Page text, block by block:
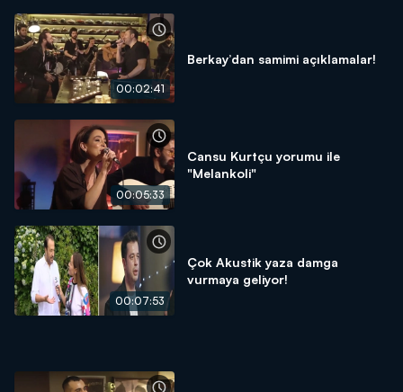
00:02:41
Berkay’dan samimi açıklamalar!
00:05:33
Cansu Kurtçu yorumu ile
"Melankoli"
00:07:53
Çok Akustik yaza damga
vurmaya geliyor!